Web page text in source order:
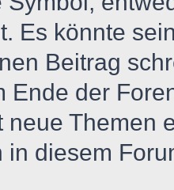
Es könnte
Beitrag
Ende der
neue Themen
diesem